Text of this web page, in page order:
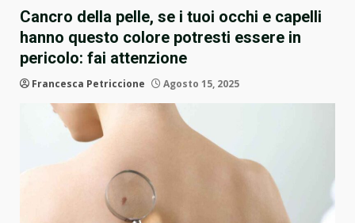
Cancro della pelle, se i tuoi occhi e capelli
hanno questo colore potresti essere in
pericolo: fai attenzione
Francesca Petriccione Agosto 15, 2025